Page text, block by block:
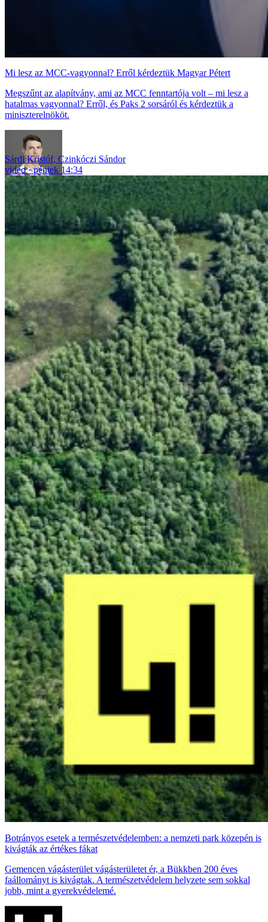
Mi lesz az MCC-vagyonnal? Erről kérdeztük Magyar Pétert
Megszűnt az alapítvány, ami az MCC fenntartója volt – mi lesz a
hatalmas vagyonnal? Erről, és Paks 2 sorsáról és kérdeztük a
miniszterelnököt.
Sárdi Kristóf, Czinkóczi Sándor
video
péntek 14:34
Botrányos esetek a természetvédelemben: a nemzeti park közepén is
kivágták az értékes fákat
Gemencen vágásterület vágásterületet ér, a Bükkben 200 éves
faállományt is kivágtak. A természetvédelem helyzete sem sokkal
jobb, mint a gyerekvédelemé.